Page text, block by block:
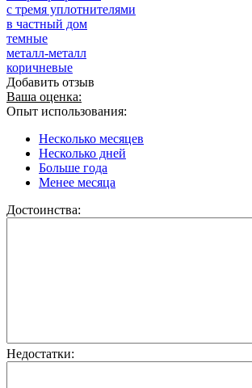
с тремя уплотнителями
в частный дом
темные
металл-металл
коричневые
Добавить отзыв
Ваша оценка:
Опыт использования:
Несколько месяцев
Несколько дней
Больше года
Менее месяца
Достоинства:
Недостатки: